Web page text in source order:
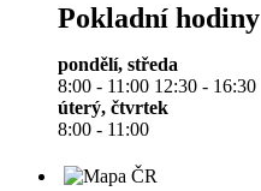
Pokladní hodiny
pondělí, středa
8:00 - 11:00 12:30 - 16:30
úterý, čtvrtek
8:00 - 11:00